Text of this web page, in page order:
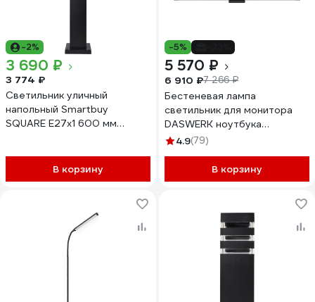
-2%
3 690 ₽
3 774 ₽
Светильник уличный
напольный Smartbuy
SQUARE E27х1 600 мм
В корзину
-5%
5 570 ₽
6 910 ₽7 266 ₽
Бестеневая лампа
светильник для монитора
DASWERK ноутбука
многорежимная, LED, 5 Вт,
4.9(79)
В корзину